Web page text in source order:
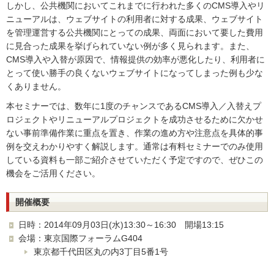
しかし、公共機関においてこれまでに行われた多くのCMS導入やリ
ニューアルは、ウェブサイトの利用者に対する成果、ウェブサイト
を管理運営する公共機関にとっての成果、両面において要した費用
に見合った成果を挙げられていない例が多く見られます。また、
CMS導入や入替が原因で、情報提供の効率が悪化したり、利用者に
とって使い勝手の良くないウェブサイトになってしまった例も少な
くありません。
本セミナーでは、数年に1度のチャンスであるCMS導入／入替えプ
ロジェクトやリニューアルプロジェクトを成功させるために欠かせ
ない事前準備作業に重点を置き、作業の進め方や注意点を具体的事
例を交えわかりやすく解説します。通常は有料セミナーでのみ使用
している資料も一部ご紹介させていただく予定ですので、ぜひこの
機会をご活用ください。
開催概要
日時：2014年09月03日(水)13:30～16:30 開場13:15
会場：東京国際フォーラムG404
東京都千代田区丸の内3丁目5番1号